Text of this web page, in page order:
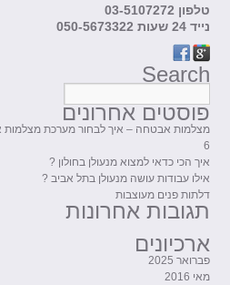
טלפון 03-5107272
נייד 24 שעות 050-5673322
Search
פוסטים אחרונים
מצלמות אבטחה – איך לבחור מערכת
6
איך הכי כדאי למצוא מנעולן בחולון ?
אילו עבודות עושה מנעולן בתל אביב ?
דלתות פנים מעוצבות
תגובות אחרונות
ארכיונים
פברואר 2025
מאי 2016